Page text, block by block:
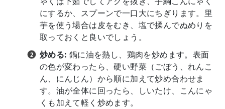
にするか、スプーンで一口大にちぎります。里
芋を使う場合は皮をむき、塩で揉んでぬめりを
取っておくと良いでしょう。
炒める: 鍋に油を熱し、鶏肉を炒めます。表面
の色が変わったら、硬い野菜（ごぼう、れんこ
ん、にんじん）から順に加えて炒め合わせま
す。油が全体に回ったら、しいたけ、こんにゃ
くも加えて軽く炒めます。